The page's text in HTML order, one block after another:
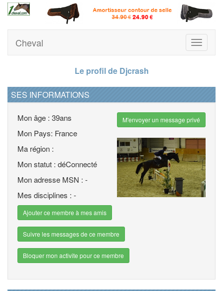
Toggle
Cheval
Le profil de Djcrash
SES INFORMATIONS
Mon âge : 39ans
Mon Pays: France
Ma région :
Mon statut : déConnecté
Mon adresse MSN : -
Mes disciplines : -
Ajouter ce membre à mes amis
Suivre les messages de ce membre
Bloquer mon activite pour ce membre
M'envoyer un message privé